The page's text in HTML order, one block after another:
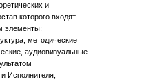
и
которого входят
элементы:
методические
аудиовизуальные
Исполнителя,